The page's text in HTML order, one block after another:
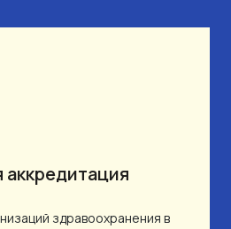
здравоохранения в